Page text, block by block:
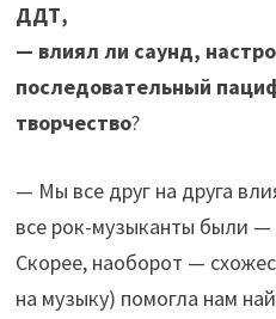
ДДТ,
— влиял ли саунд,
последовательный
творчество?
— Мы все друг на друга
все рок-музыканты были
Скорее, наоборот —
на музыку) помогла нам